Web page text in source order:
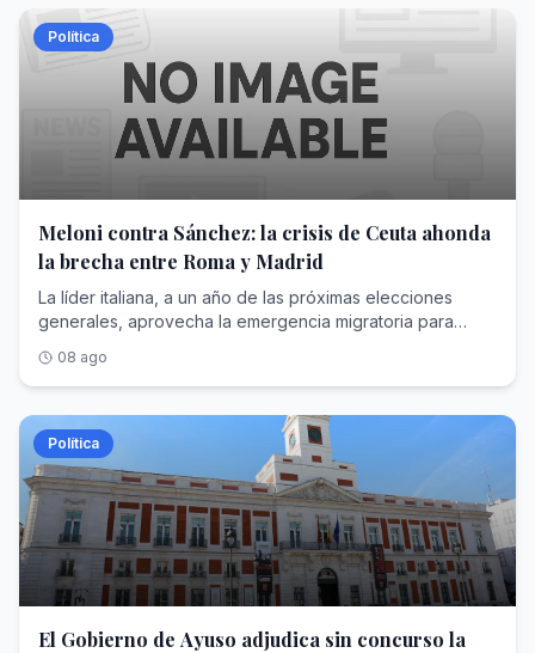
Política
Meloni contra Sánchez: la crisis de Ceuta ahonda
la brecha entre Roma y Madrid
La líder italiana, a un año de las próximas elecciones
generales, aprovecha la emergencia migratoria para
08 ago
Política
El Gobierno de Ayuso adjudica sin concurso la